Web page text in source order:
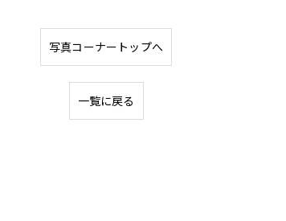
写真コーナートップへ
一覧に戻る